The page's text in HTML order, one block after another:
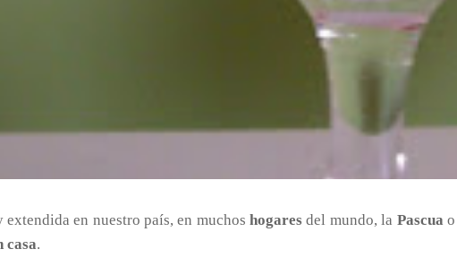
extendida en nuestro país, en muchoshogares del mundo, la Pascua o
casa.